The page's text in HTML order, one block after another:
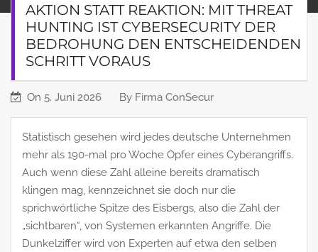
AKTION STATT REAKTION: MIT THREAT
HUNTING IST CYBERSECURITY DER
BEDROHUNG DEN ENTSCHEIDENDEN
SCHRITT VORAUS
On 5. Juni 2026 By Firma ConSecur
Statistisch gesehen wird jedes deutsche Unternehmen
mehr als 190-mal pro Woche Opfer eines Cyberangriffs.
Auch wenn diese Zahl alleine bereits dramatisch
klingen mag, kennzeichnet sie doch nur die
sprichwörtliche Spitze des Eisbergs, also die Zahl der
„sichtbaren“, von Systemen erkannten Angriffe. Die
Dunkelziffer wird von Experten auf etwa den selben